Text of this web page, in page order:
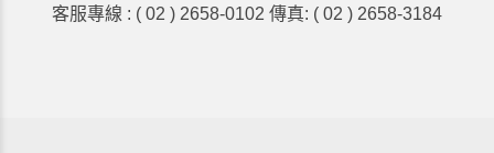
客服專線 : ( 02 ) 2658-0102 傳真: ( 02 ) 2658-3184